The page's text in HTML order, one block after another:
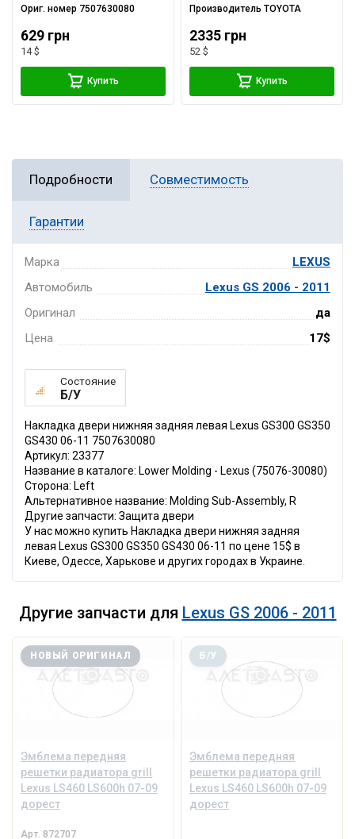
Ориг. номер 7507630080
629 грн
14 $
Купить
ПроизводительTOYOTA
2335 грн
52 $
Купить
Подробности Совместимость
Гарантии
Марка
LEXUS
Автомобиль
Lexus GS 2006 - 2011
Оригинал
да
Цена
17$
Состояние
Б/У
Накладка двери нижняя задняя левая Lexus GS300 GS350
GS430 06-11 7507630080
Артикул: 23377
Название в каталоге: Lower Molding - Lexus (75076-30080)
Сторона: Left
Альтернативное название: Molding Sub-Assembly, R
Другие запчасти: Защита двери
У нас можно купить Накладка двери нижняя задняя
левая Lexus GS300 GS350 GS430 06-11 по цене 15$ в
Киеве, Одессе, Харькове и других городах в Украине.
Другие запчасти для Lexus GS 2006 - 2011
Эмблема передняя
решетки радиатора grill
Lexus LS460 LS600h 07-09
дорест
НОВЫЙ ОРИГИНАЛ
Арт. 872707
Эмблема передняя
решетки радиатора grill
Lexus LS460 LS600h 07-09
дорест
Б/У